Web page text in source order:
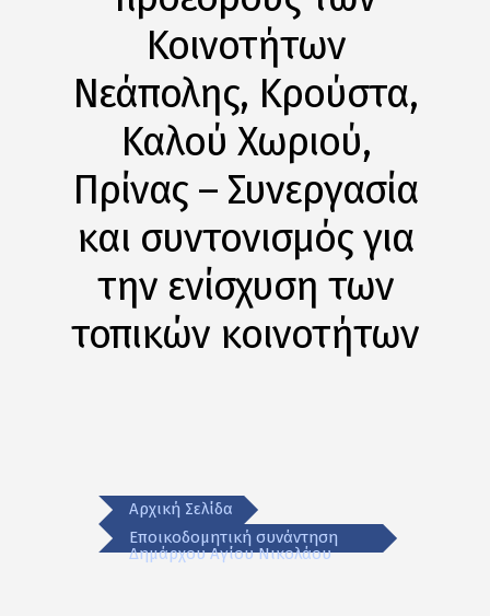
Κοινοτήτων
Νεάπολης, Κρούστα,
Καλού Χωριού,
Πρίνας – Συνεργασία
και συντονισμός για
την ενίσχυση των
τοπικών κοινοτήτων
Αρχική Σελίδα
Εποικοδομητική συνάντηση
Δημάρχου Αγίου Νικολάου